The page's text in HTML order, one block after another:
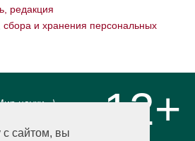
сайтом, вы
редакция
сбора и хранения персональных
науки» \
на сайте,
12+